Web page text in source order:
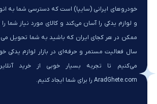
خودروهای ایرانی (سایپا) است که دسترسی شما به
و لوازم یدکی را آسان می‌کند و کالای مورد نیاز شما
سال فعالیت مستمر و حرفه‌ای در بازار لوازم یدکی
می‌کنیم تا تجربه بسیار خوبی از خرید
AradGhete.com را برای شما ایجاد کنیم.